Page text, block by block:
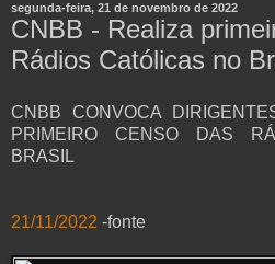
segunda-feira, 21 de novembro de 2022
CNBB - Realiza
Rádios Católicas no
CNBB CONVOCA
PRIMEIRO CENSO DAS
BRASIL
21/11/2022 -fonte